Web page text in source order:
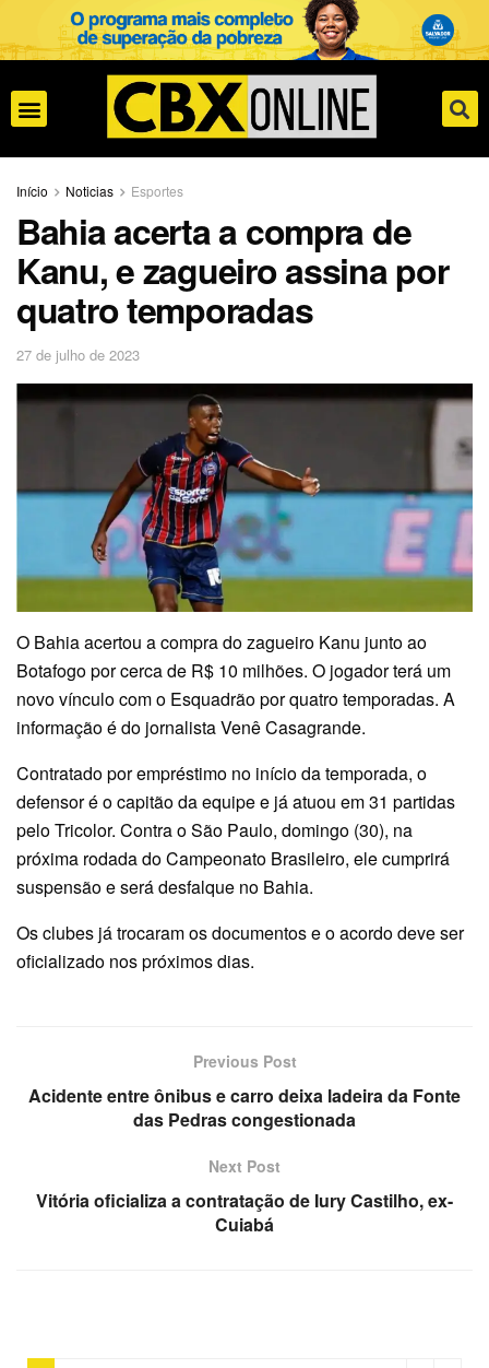
Início Noticias Esportes
Bahia acerta a compra de
Kanu, e zagueiro assina por
quatro temporadas
27 de julho de 2023
O Bahia acertou a compra do zagueiro Kanu junto ao
Botafogo por cerca de R$ 10 milhões. O jogador terá um
novo vínculo com o Esquadrão por quatro temporadas. A
informação é do jornalista Venê Casagrande.
Contratado por empréstimo no início da temporada, o
defensor é o capitão da equipe e já atuou em 31 partidas
pelo Tricolor. Contra o São Paulo, domingo (30), na
próxima rodada do Campeonato Brasileiro, ele cumprirá
suspensão e será desfalque no Bahia.
Os clubes já trocaram os documentos e o acordo deve ser
oficializado nos próximos dias.
Previous Post
Acidente entre ônibus e carro deixa ladeira da Fonte
das Pedras congestionada
Next Post
Vitória oficializa a contratação de Iury Castilho, ex-
Cuiabá